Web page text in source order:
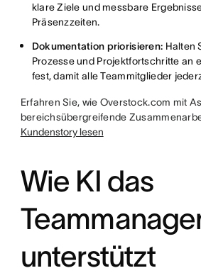
klare Ziele und messbare
Präsenzzeiten.
Dokumentation priorisieren: Halten
Prozesse und Projektfortschritte an
fest, damit alle Teammitglieder
Erfahren Sie, wie Overstock.com mit
bereichsübergreifende
Kundenstory lesen
Wie KI das
unterstützt